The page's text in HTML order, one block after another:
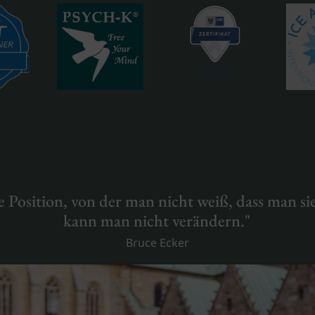
Position, von der man nicht weiß, dass man
kann man nicht verändern."
Bruce Ecker